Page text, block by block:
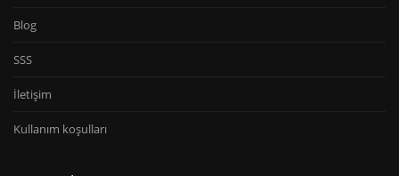
Blog
SSS
İletişim
Kullanım koşulları